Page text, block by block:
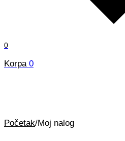
0
Korpa 0
Početak/Moj nalog